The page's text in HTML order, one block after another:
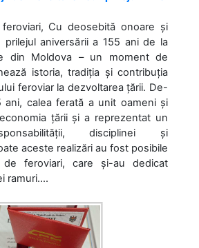
Cu deosebită onoare și
aniversării a 155 ani de la
din Moldova – un moment de
istoria, tradiția și contribuția
feroviar la dezvoltarea țării. De-
ani, calea ferată a unit oameni și
țării și a reprezentat un
disciplinei și
aceste realizări au fost posibile
de feroviari, care și-au dedicat
ramuri....